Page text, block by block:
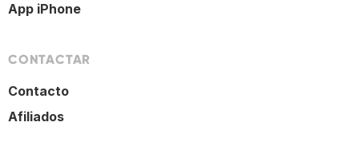
App iPhone
CONTACTAR
Contacto
Afiliados